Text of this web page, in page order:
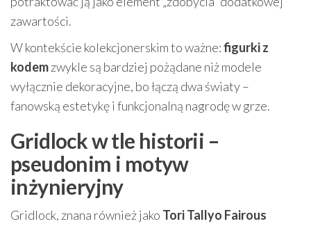
zawartości.
W kontekście kolekcjonerskim to ważne:figurki z
kodemzwykle są bardziej pożądane niż modele
wyłącznie dekoracyjne, bo łączą dwa światy –
fanowską estetykę i funkcjonalną nagrodę w grze.
Gridlock w tle historii –
pseudonim i motyw
inżynieryjny
Gridlock, znana również jako Tori Tallyo Fairous